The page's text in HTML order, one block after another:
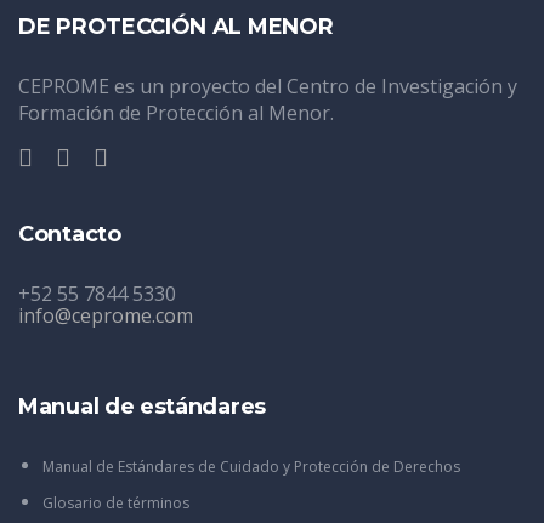
DE PROTECCIÓN AL MENOR
CEPROME es un proyecto del Centro de Investigación y
Formación de Protección al Menor.
Contacto
+52 55 7844 5330
info@ceprome.com
Manual de estándares
Manual de Estándares de Cuidado y Protección de Derechos
Glosario de términos